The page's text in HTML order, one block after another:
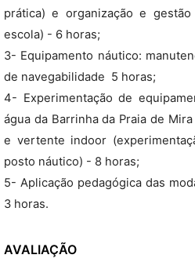
prática) e organização e
escola) - 6 horas;
3- Equipamento náutico:
de navegabilidade  5 horas;
4- Experimentação de
água da Barrinha da Praia de
e vertente indoor
posto náutico) - 8 horas;
5- Aplicação pedagógica das
3 horas.
AVALIAÇÃO